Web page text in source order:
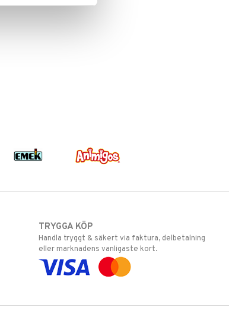
TRYGGA KÖP
Handla tryggt & säkert via faktura, delbetalning
eller marknadens vanligaste kort.